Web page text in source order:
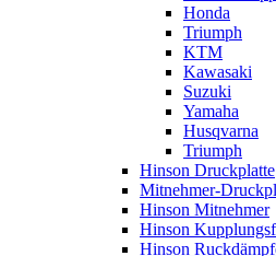
Honda
Triumph
KTM
Kawasaki
Suzuki
Yamaha
Husqvarna
Triumph
Hinson Druckplatte
Mitnehmer-
Hinson Mitnehmer
Hinson
Hinson